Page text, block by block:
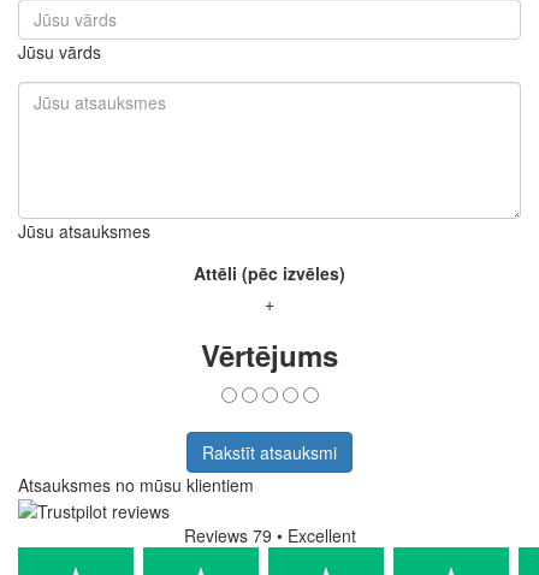
Jūsu vārds
Jūsu atsauksmes
Attēli (pēc izvēles)
+
Vērtējums
Rakstīt atsauksmi
Atsauksmes no mūsu klientiem
Reviews 79 • Excellent